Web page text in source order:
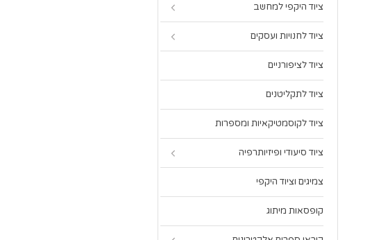
ציוד היקפי למחשב
ציוד לחנויות ועסקים
ציוד לציפורניים
ציוד לתקליטנים
ציוד לקוסמטיקאיות ומספרות
ציוד סיעודי ופיזיותרפיה
צמיגים וציוד היקפי
קופסאות מיתוג